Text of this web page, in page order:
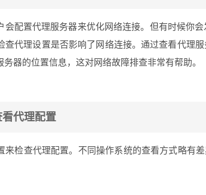
会配置代理服务器来优化网络连接。但有时候你
查代理设置是否影响了网络连接。通过查看代理
器的位置信息，这对网络故障排查非常有帮助。
代理配置
来检查代理配置。不同操作系统的查看方式略有